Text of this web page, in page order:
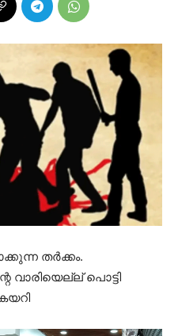
തർക്കം.
വാരിയെല്ല് പൊട്ടി